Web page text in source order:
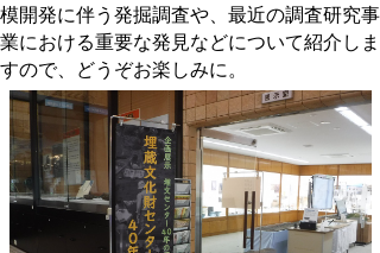
模開発に伴う発掘調査や、最近の調査研究事
業における重要な発見などについて紹介しま
すので、どうぞお楽しみに。